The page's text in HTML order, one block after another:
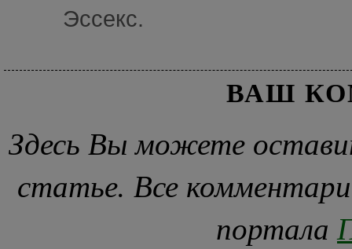
Эссекс.
ВАШ
Здесь Вы можете
статье. Все
портала